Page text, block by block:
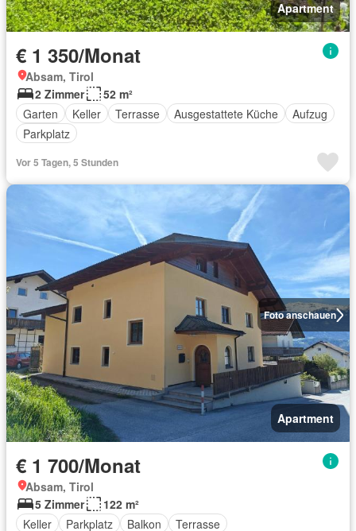
Apartment
€ 1 350/Monat
Absam, Tirol
2 Zimmer
52 m²
Garten
Keller Terrasse Ausgestattete Küche
Aufzug
Parkplatz
Vor 5 Tagen, 5 Stunden
Foto anschauen
Apartment
€ 1 700/Monat
Absam, Tirol
5 Zimmer
122 m²
Keller
Parkplatz Balkon Terrasse